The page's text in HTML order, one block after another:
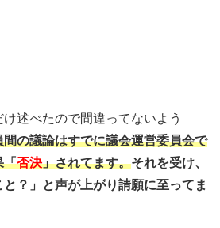
述べたので間違ってないよう
間の議論はすでに議会運営委員会で
「否決」されてます。それを受け、
？」と声が上がり請願に至ってま